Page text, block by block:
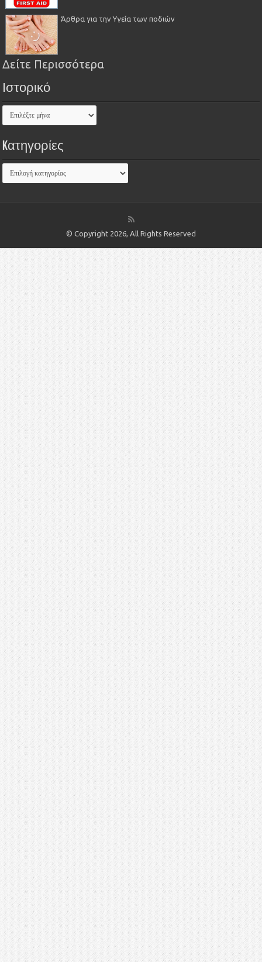
Άρθρα για την Υγεία των ποδιών
Δείτε Περισσότερα
Ιστορικό
Kατηγορίες
© Copyright 2026, All Rights Reserved